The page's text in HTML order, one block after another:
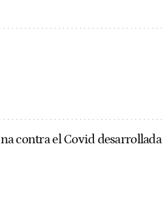
contra el Covid desarrollada